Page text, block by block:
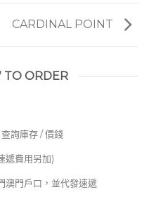
CARDINAL POINT
TO ORDER
詢庫存 / 價錢
遞費用另加)
澳門戶口，並代發速遞